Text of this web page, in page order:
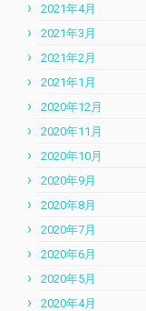
2021年4月
2021年3月
2021年2月
2021年1月
2020年12月
2020年11月
2020年10月
2020年9月
2020年8月
2020年7月
2020年6月
2020年5月
2020年4月